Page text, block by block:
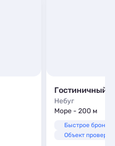
Небуг
Море - 200 м
Быстрое
Объект проверен